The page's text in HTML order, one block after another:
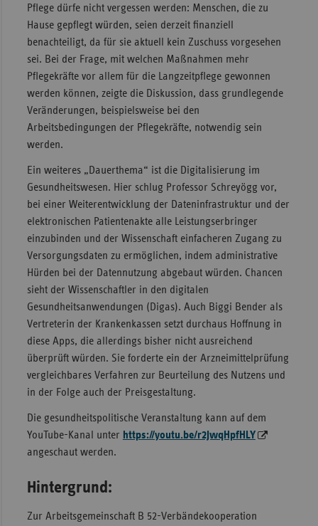
Pflege dürfe nicht vergessen werden: Menschen, die zu
Hause gepflegt würden, seien derzeit finanziell
benachteiligt, da für sie aktuell kein Zuschuss vorgesehen
sei. Bei der Frage, mit welchen Maßnahmen mehr
Pflegekräfte vor allem für die Langzeitpflege gewonnen
werden können, zeigte die Diskussion, dass grundlegende
Veränderungen, beispielsweise bei den
Arbeitsbedingungen der Pflegekräfte, notwendig sein
werden.
Ein weiteres „Dauerthema“ ist die Digitalisierung im
Gesundheitswesen. Hier schlug Professor Schreyögg vor,
bei einer Weiterentwicklung der Dateninfrastruktur und der
elektronischen Patientenakte alle Leistungserbringer
einzubinden und der Wissenschaft einfacheren Zugang zu
Versorgungsdaten zu ermöglichen, indem administrative
Hürden bei der Datennutzung abgebaut würden. Chancen
sieht der Wissenschaftler in den digitalen
Gesundheitsanwendungen (Digas). Auch Biggi Bender als
Vertreterin der Krankenkassen setzt durchaus Hoffnung in
diese Apps, die allerdings bisher nicht ausreichend
überprüft würden. Sie forderte ein der Arzneimittelprüfung
vergleichbares Verfahren zur Beurteilung des Nutzens und
in der Folge auch der Preisgestaltung.
Die gesundheitspolitische Veranstaltung kann auf dem
YouTube-Kanal unter https://youtu.be/r2JwqHpfHLY
angeschaut werden.
Hintergrund:
Zur Arbeitsgemeinschaft B 52-Verbändekooperation